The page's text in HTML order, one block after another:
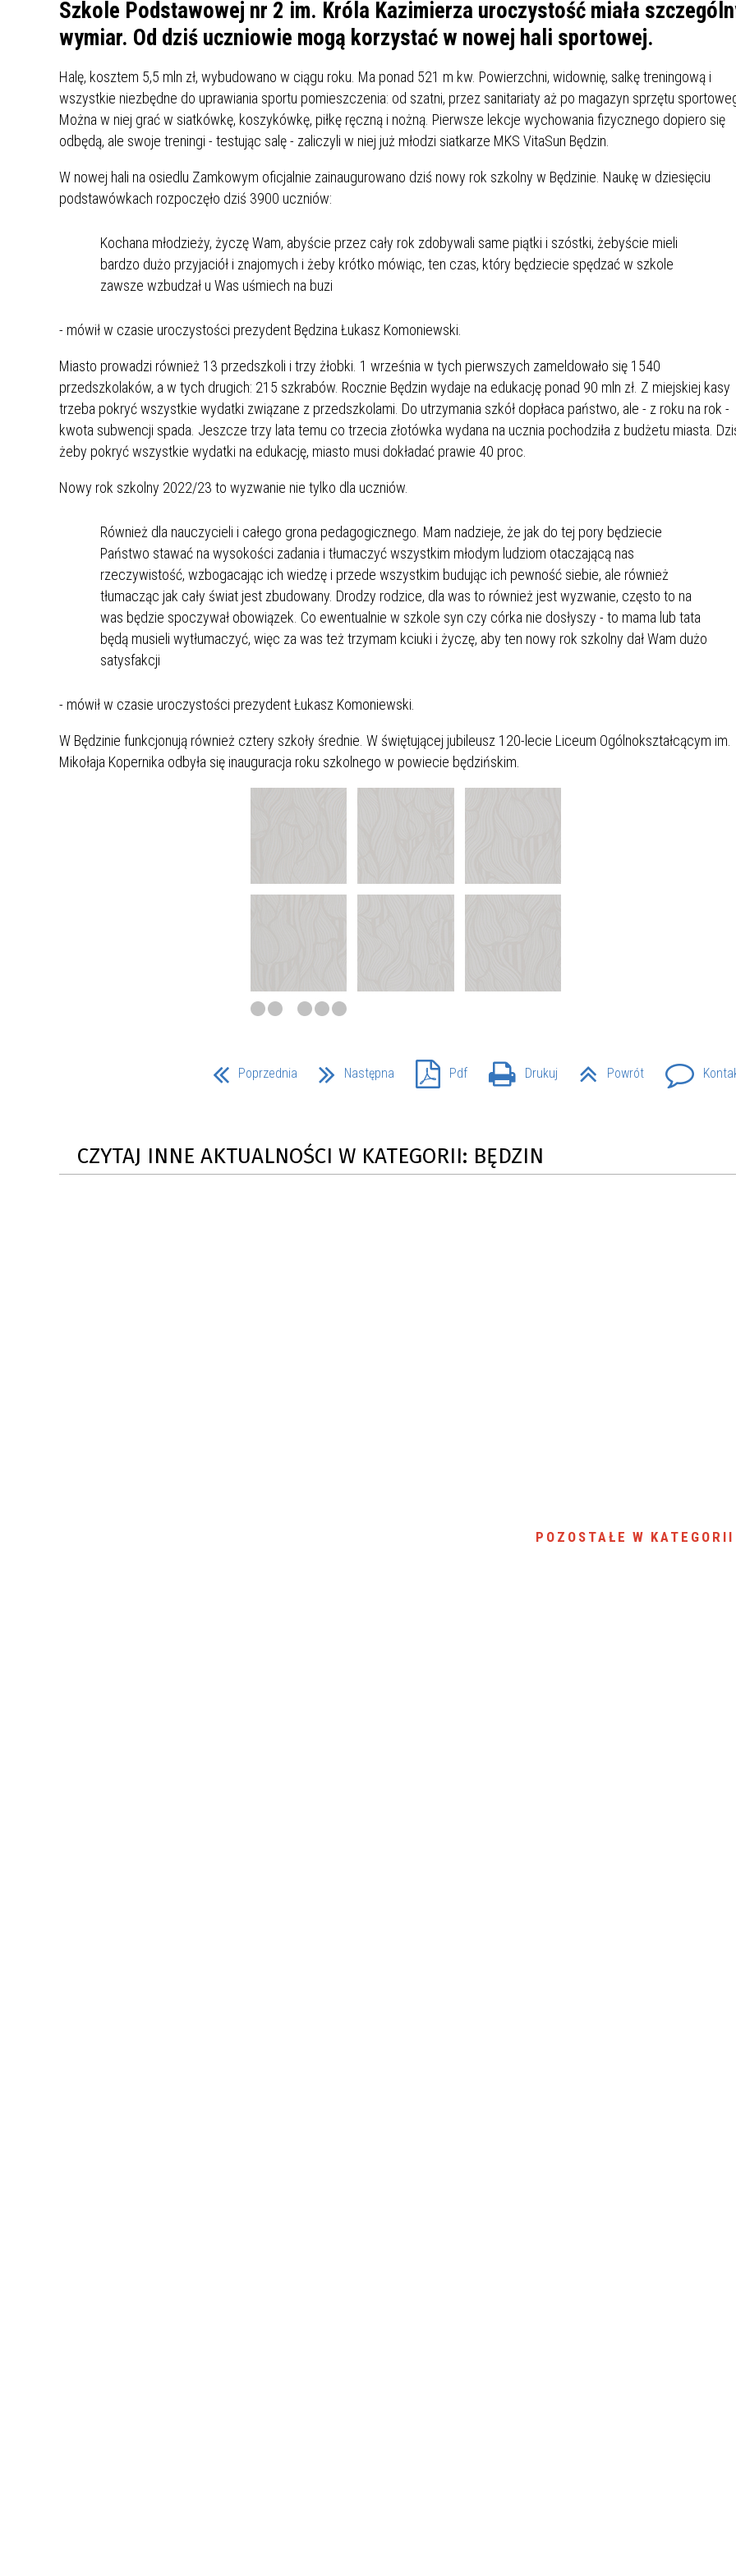
KARTA DUŻEJ RODZINY OFERTY PRACY
PROGRAM WSPARCIA
3+ GÓRĄ!"
AKTYWIZACJA SPOŁECZNO–
ZAWODOWA OSÓB
NIEPEŁNOSPRAWNYCH
PLAN OGÓLNY BĘDZIŃSKA KARTA SENIORA
PODSTAWOWE INFORMACJE,
STAWKI I FORMULARZE
EKOLOGICZNA W RAMACH
PROJEKTU ZAGŁĘBIOWSKI PARK
KONTAKTOWYCH (RDK)
INFORMACJE ZUS INFORMACJE MOPS BĘDZIN INFORMACJE ARIMR
INFORMACJE KRUS URZĄD SKARBOWY
SZANSA – FORMY AKTYWNEGO
WSPARCIA OBSZARU
ZREWITALIZOWANEGO
MŁODZIEŻOWA RADA MIASTA
BĘDZINA
WYKAZ ZWIERZĄT
Z TERENU MIASTA
BĘDZIŃSKA AKADEMIA MAŁEGO
SPORTOWCA
AKCJA ŻYJ ZDROWO BEZ
ALKOHOLU
PROJEKT EKOLIDERKI
WZMOCNIENIE PROCESU
SPRAWIEDLIWEJ TRANSFORMACJI
ŚLĄSKA
PRACA W WOJSKU JAKO
INFORMATYK – JAK ZOSTAĆ?
WYMAGANIA, ZAROBKI
BEZPŁATNY PORADNIK DLA
KULTURY
KONKURS FOTOGRAFICZNY
„METROPOLIA. PRZEZ PRYZMAT
WODY”
PRZEWODNICZĄCEGO KOMISJI
NADZORU FINANSOWEGO ZA
NAJLEPSZĄ PRACĘ DOKTORSKĄ Z
ZAKRESU RYNKU FINANSOWEGO
WAŻNA INFORMACJA - DOT.
UCZNIÓW
DLA WYRÓŻNIAJĄCYCH SIĘ
UCZNIÓW
NIEPUBLICZNYCH
KSZTAŁCENIA
MŁODOCIANYCH
STYPENDIUM MIASTA BĘDZINA
PAŃSTWOWA SZKOŁA MUZYCZNA
ZADANIA
DOTACJE DLA NIEPUBLICZNYCH
BĘDZINIE
MIĘDZYZAKŁADOWA KASA
PRACOWNIKÓW OŚWIATY
FUNDUSZU OCHRONY
ŚRODOWISKA I
POMOC ZDROWOTNA DLA
NAUCZYCIELI
„PRZYJAZNA SZKOŁA” RZĄDOWY
PROGRAM WYRÓWNYWANIA
SZANS EDUKACYJNYCH DZIECI I
MŁODZIEŻY „PRZYJAZNA SZKOŁA”
W LATACH 2025-2027
Szkole Podstawowej nr 2 im. Króla Kazimierza uroczystość miała
wymiar. Od dziś uczniowie mogą korzystać w nowej hali sportowej.
Halę, kosztem 5,5 mln zł, wybudowano w ciągu roku. Ma ponad 521 m kw. Powierzchni, widownię, salkę treningową i
wszystkie niezbędne do uprawiania sportu pomieszczenia: od szatni, przez sanitariaty aż po magazyn sprzętu
Można w niej grać w siatkówkę, koszykówkę, piłkę ręczną i nożną. Pierwsze lekcje wychowania fizycznego dopiero się
odbędą, ale swoje treningi - testując salę - zaliczyli w niej już młodzi siatkarze MKS VitaSun Będzin.
W nowej hali na osiedlu Zamkowym oficjalnie zainaugurowano dziś nowy rok szkolny w Będzinie. Naukę w dziesięciu
podstawówkach rozpoczęło dziś 3900 uczniów:
Kochana młodzieży, życzę Wam, abyście przez cały rok zdobywali same piątki i szóstki, żebyście mieli
bardzo dużo przyjaciół i znajomych i żeby krótko mówiąc, ten czas, który będziecie spędzać w szkole
zawsze wzbudzał u Was uśmiech na buzi
- mówił w czasie uroczystości prezydent Będzina Łukasz Komoniewski.
Miasto prowadzi również 13 przedszkoli i trzy żłobki. 1 września w tych pierwszych zameldowało się 1540
przedszkolaków, a w tych drugich: 215 szkrabów. Rocznie Będzin wydaje na edukację ponad 90 mln zł. Z miejskiej kasy
trzeba pokryć wszystkie wydatki związane z przedszkolami. Do utrzymania szkół dopłaca państwo, ale - z roku na rok -
kwota subwencji spada. Jeszcze trzy lata temu co trzecia złotówka wydana na ucznia pochodziła z budżetu miasta.
żeby pokryć wszystkie wydatki na edukację, miasto musi dokładać prawie 40 proc.
Nowy rok szkolny 2022/23 to wyzwanie nie tylko dla uczniów.
Również dla nauczycieli i całego grona pedagogicznego. Mam nadzieje, że jak do tej pory będziecie
Państwo stawać na wysokości zadania i tłumaczyć wszystkim młodym ludziom otaczającą nas
rzeczywistość, wzbogacając ich wiedzę i przede wszystkim budując ich pewność siebie, ale również
tłumacząc jak cały świat jest zbudowany. Drodzy rodzice, dla was to również jest wyzwanie, często to na
was będzie spoczywał obowiązek. Co ewentualnie w szkole syn czy córka nie dosłyszy - to mama lub tata
będą musieli wytłumaczyć, więc za was też trzymam kciuki i życzę, aby ten nowy rok szkolny dał Wam dużo
satysfakcji
- mówił w czasie uroczystości prezydent Łukasz Komoniewski.
W Będzinie funkcjonują również cztery szkoły średnie. W świętującej jubileusz 120-lecie Liceum Ogólnokształcącym im.
Mikołaja Kopernika odbyła się inauguracja roku szkolnego w powiecie będzińskim.
Poprzednia Następna Pdf Drukuj Powrót
CZYTAJ INNE AKTUALNOŚCI W KATEGORII: BĘDZIN
POZOSTAŁE W KATEGORII